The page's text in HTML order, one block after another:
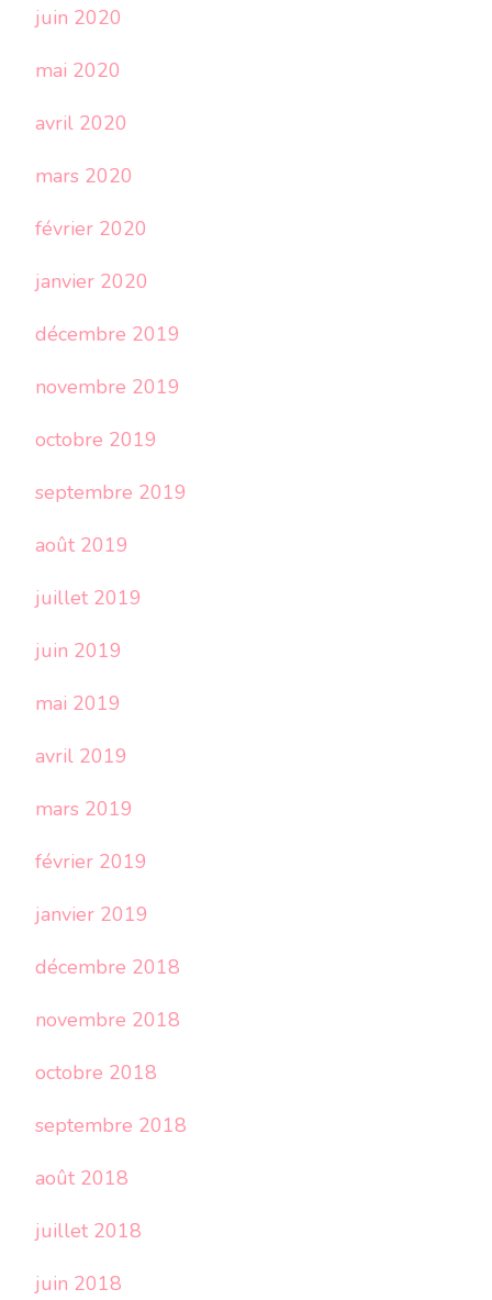
juin 2020
mai 2020
avril 2020
mars 2020
février 2020
janvier 2020
décembre 2019
novembre 2019
octobre 2019
septembre 2019
août 2019
juillet 2019
juin 2019
mai 2019
avril 2019
mars 2019
février 2019
janvier 2019
décembre 2018
novembre 2018
octobre 2018
septembre 2018
août 2018
juillet 2018
juin 2018